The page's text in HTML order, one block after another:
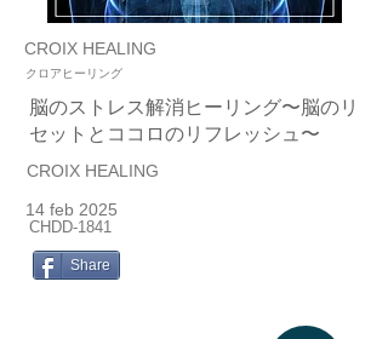
CROIX HEALING
クロアヒーリング
脳のストレス解消ヒーリング〜脳のリ
セットとココロのリフレッシュ〜
CROIX HEALING
14 feb 2025
CHDD-1841
Share